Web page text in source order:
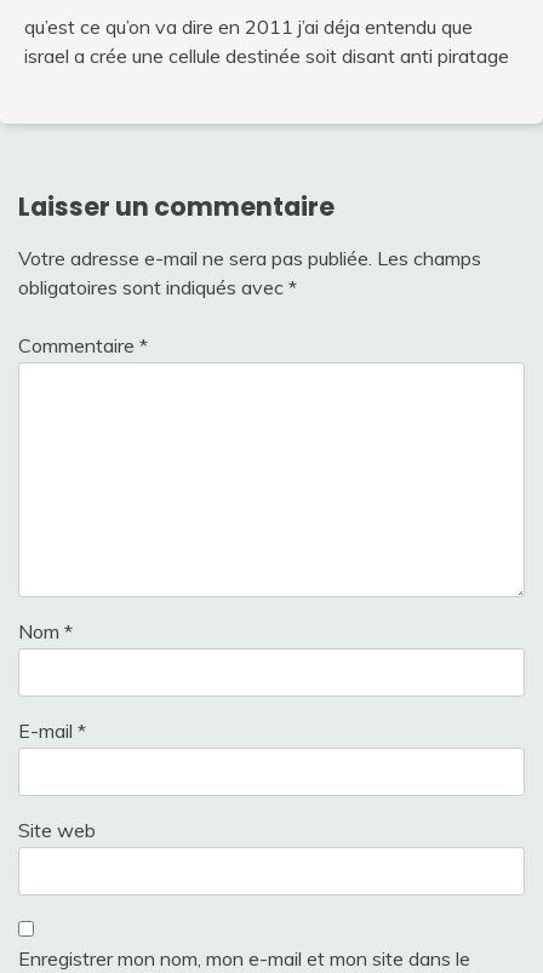
qu’est ce qu’on va dire en 2011 j’ai déja entendu que
israel a crée une cellule destinée soit disant anti piratage
Laisser un commentaire
Votre adresse e-mail ne sera pas publiée. Les champs
obligatoires sont indiqués avec *
Commentaire *
Nom *
E-mail *
Site web
Enregistrer mon nom, mon e-mail et mon site dans le